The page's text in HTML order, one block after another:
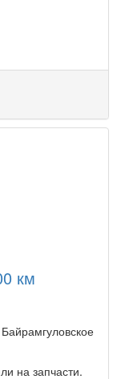
км
на запчасти.